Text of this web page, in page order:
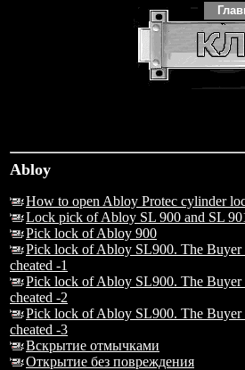
Abloy
How to open Abloy Protec cylinder
Lock pick of Abloy SL 900 and SL
Pick lock of Abloy 900
Pick lock of Abloy SL900. The Buyer
cheated -1
Pick lock of Abloy SL900. The Buyer
cheated -2
Pick lock of Abloy SL900. The Buyer
cheated -3
Вскрытие отмычками
Открытие без повреждения